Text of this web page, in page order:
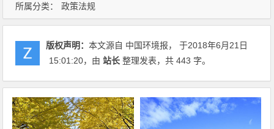
所属分类： 政策法规
版权声明：本文源自 中国环境报， 于2018年6月21日
15:01:20，由站长 整理发表，共 443 字。